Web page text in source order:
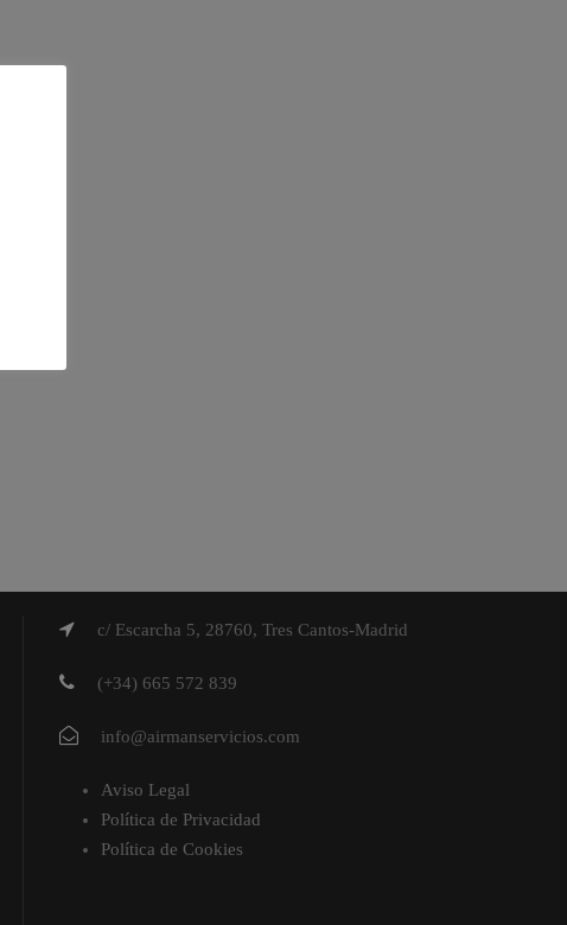
c/ Escarcha 5, 28760, Tres Cantos-Madrid
(+34) 665 572 839
info@airmanservicios.com
Aviso Legal
Política de Privacidad
Política de Cookies